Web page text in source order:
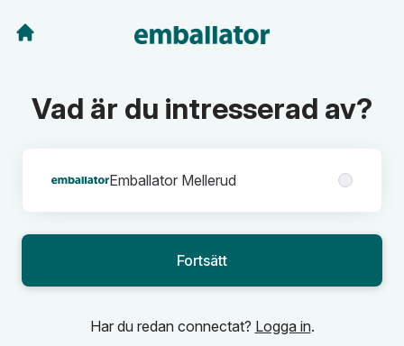
Vad är du intresserad av?
Emballator Mellerud
Fortsätt
Har du redan connectat? Logga in.